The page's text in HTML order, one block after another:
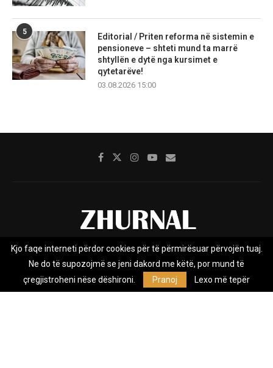
5
Editorial / Priten reforma në sistemin e
pensioneve – shteti mund ta marrë
shtyllën e dytë nga kursimet e
qytetarëve!
03.08.2026 15:00
Rreth nesh Impresumi Marketing
Privacy Policy
Zhurnal.mk është Agjenci e Lajmeve e pavarur, e themeluar në vitin
Kjo faqe interneti përdor cookies për të përmirësuar përvojën tuaj.
Ne do të supozojmë se jeni dakord me këtë, por mund të
çregjistroheni nëse dëshironi.
Pranoj Lexo më tepër